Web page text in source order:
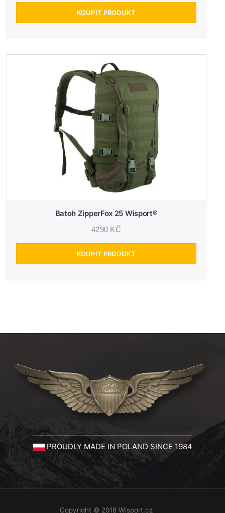
KOUPIT PRODUKT
Batoh ZipperFox 25 Wisport®
4290 KČ
KOUPIT PRODUKT
PROUDLY MADE IN POLAND SINCE 1984
Copyright © 2018 Wisport.cz